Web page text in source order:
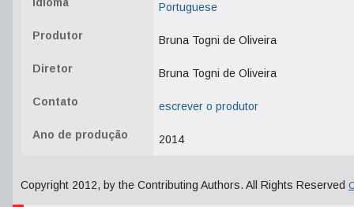
Portuguese
Produtor Bruna Togni de Oliveira
Diretor Bruna Togni de Oliveira
Contato escrever o produtor
Ano de produção 2014
Copyright 2012, by the Contributing Authors. All Rights Reserved